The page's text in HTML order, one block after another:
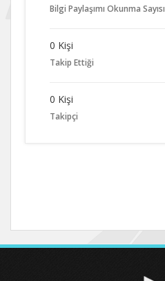
Bilgi Paylaşımı Okunma Sayısı
0 Kişi
Takip Ettiği
0 Kişi
Takipçi